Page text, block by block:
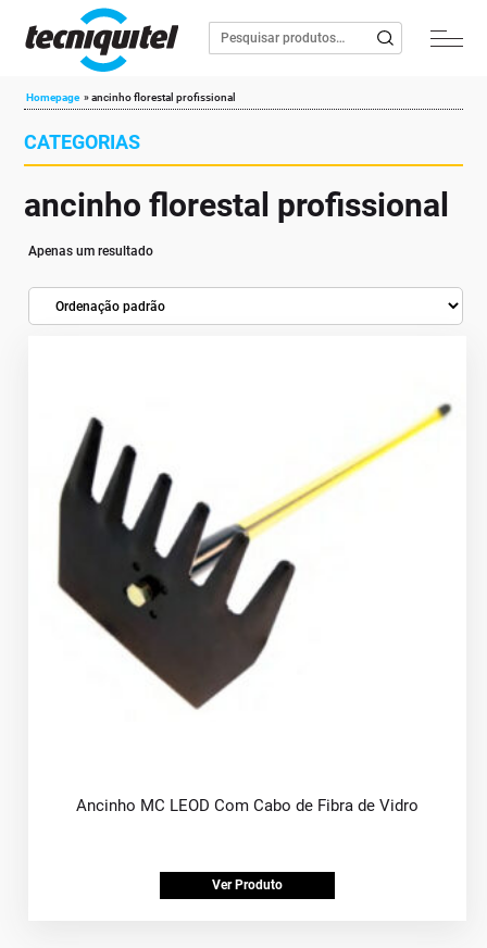
Homepage »ancinho florestal profissional
CATEGORIAS
ancinho florestal profissional
Apenas um resultado
Ancinho MC LEOD Com Cabo de Fibra de Vidro
Ver Produto